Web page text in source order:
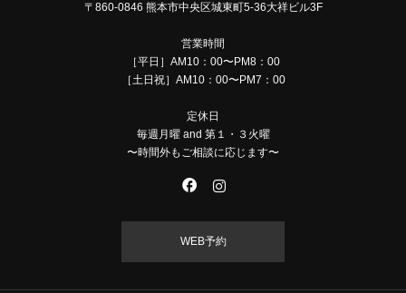
〒860-0846 熊本市中央区城東町5-36大祥ビル3F
営業時間
［平日］AM10：00〜PM8：00
［土日祝］AM10：00〜PM7：00
定休日
毎週月曜 and 第１・３火曜
〜時間外もご相談に応じます〜
WEB予約